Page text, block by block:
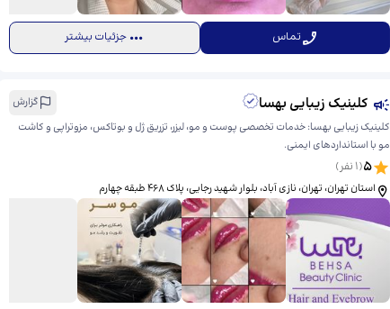
تماس جزئیات بیشتر
کلینیک زیبایی بهسا
گزارش
کلینیک زیبایی بهسا: خدمات تخصصی پوست و مو، لیزر، تزریق ژل و بوتاکس، مزوتراپی و کاشت
مو با استانداردهای ایمنی.
5
(
1 نفر)
استان تهران، تهران، نازی آباد، بلوار شهید رجایی، ​پلاک 468 طبقه چهارم